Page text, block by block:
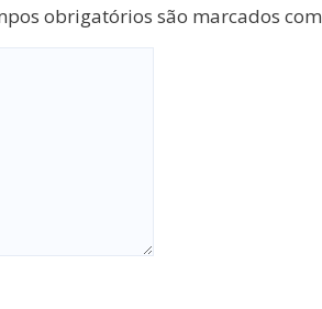
obrigatórios são marcados com